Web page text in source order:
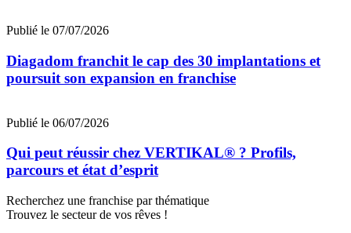
Publié le 07/07/2026
Diagadom franchit le cap des 30 implantations et
poursuit son expansion en franchise
Publié le 06/07/2026
Qui peut réussir chez VERTIKAL® ? Profils,
parcours et état d’esprit
Recherchez une franchise par thématique
Trouvez le secteur de vos rêves !